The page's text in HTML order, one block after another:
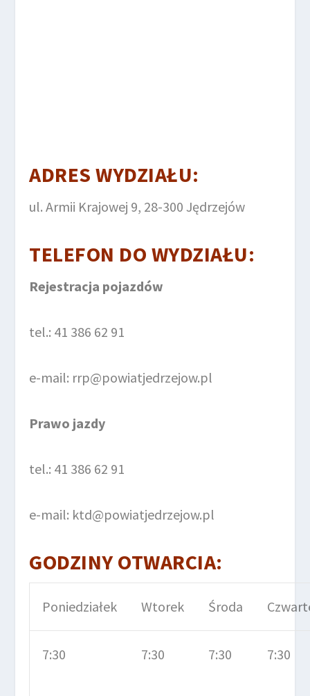
ADRES WYDZIAŁU:
ul. Armii Krajowej 9, 28-300 Jędrzejów
TELEFON DO WYDZIAŁU:
Rejestracja pojazdów
tel.: 41 386 62 91
e-mail: rrp@powiatjedrzejow.pl
Prawo jazdy
tel.: 41 386 62 91
e-mail: ktd@powiatjedrzejow.pl
GODZINY OTWARCIA:
Poniedziałek Wtorek Środa
7:30 7:30 7:30 7:30